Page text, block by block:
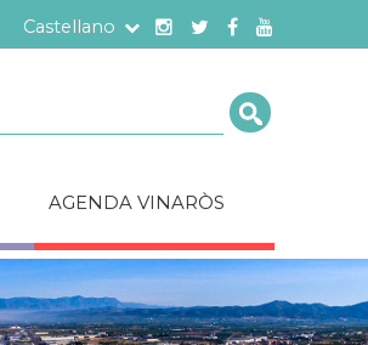
Castellano
AGENDA VINARÒS